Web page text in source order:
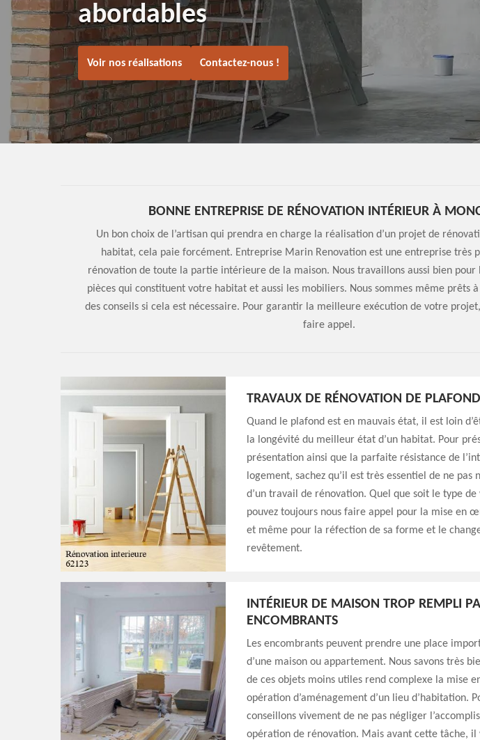
abordables
Voir nos réalisations Contactez-nous !
BONNE ENTREPRISE DE RÉNOVATION INTÉRIEUR À
Un bon choix de l’artisan qui prendra en charge la réalisation d’un projet de
habitat, cela paie forcément. Entreprise Marin Renovation est une entreprise très
rénovation de toute la partie intérieure de la maison. Nous travaillons aussi bien pour
pièces qui constituent votre habitat et aussi les mobiliers. Nous sommes même prêts
des conseils si cela est nécessaire. Pour garantir la meilleure exécution de votre projet,
faire appel.
TRAVAUX DE RÉNOVATION DE PLAFOND
Quand le plafond est en mauvais état, il est loin
la longévité du meilleur état d’un habitat. Pour
présentation ainsi que la parfaite résistance de
logement, sachez qu’il est très essentiel de ne pas
d’un travail de rénovation. Quel que soit le type
pouvez toujours nous faire appel pour la mise en
et même pour la réfection de sa forme et le
revêtement.
INTÉRIEUR DE MAISON TROP REMPLI
ENCOMBRANTS
Les encombrants peuvent prendre une place
d’une maison ou appartement. Nous savons très
de ces objets moins utiles rend complexe la mise
opération d’aménagement d’un lieu d’habitation.
conseillons vivement de ne pas négliger
opération de rénovation. Mais avant cette tâche, il